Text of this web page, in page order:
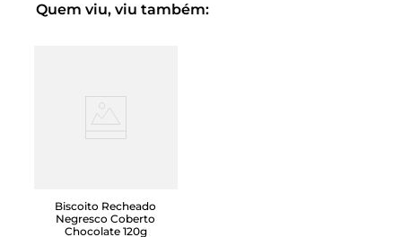
Quem viu, viu também:
Biscoito Recheado
Negresco Coberto
Chocolate 120g